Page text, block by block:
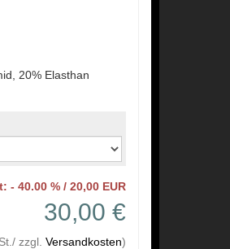
20% Elasthan
- 40.00 % / 20,00 EUR
30,00 €
zzgl. Versandkosten)